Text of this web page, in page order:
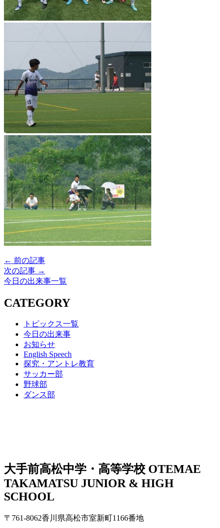
← 前の記事
次の記事 →
今日の出来事一覧
CATEGORY
トピックス一覧
今日の出来事
お知らせ
English Speech
探究・アントレ教育
サッカー部
野球部
ダンス部
大手前高松中学・高等学校 OTEMAE
TAKAMATSU JUNIOR & HIGH
SCHOOL
〒761-8062香川県高松市室新町1166番地